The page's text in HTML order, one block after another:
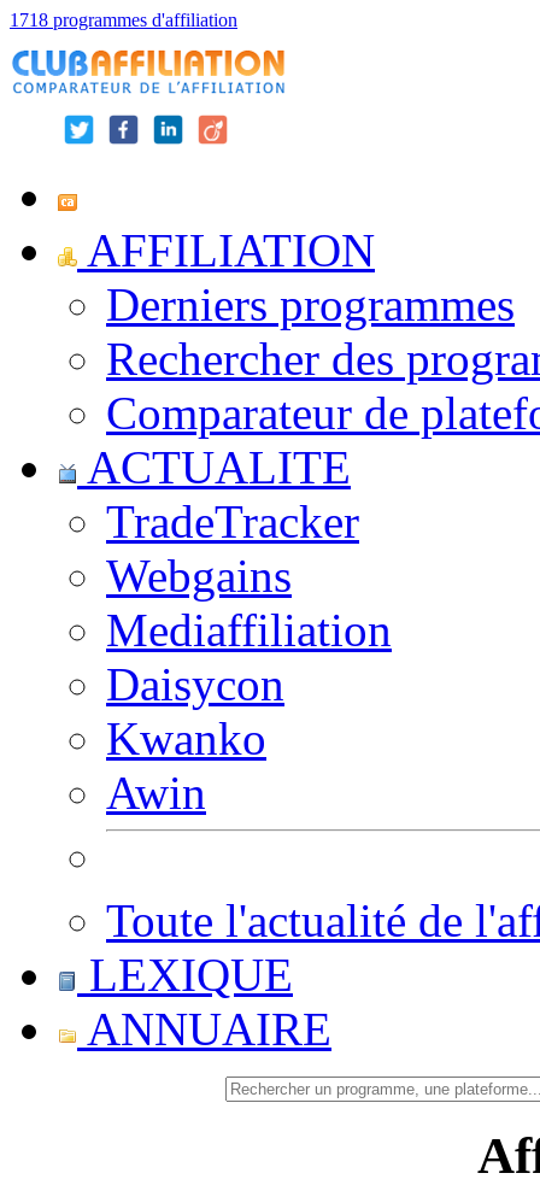
1718 programmes d'affiliation
AFFILIATION
Derniers programmes
Rechercher des
Comparateur de
ACTUALITE
TradeTracker
Webgains
Mediaffiliation
Daisycon
Kwanko
Awin
Toute l'actualité de
LEXIQUE
ANNUAIRE